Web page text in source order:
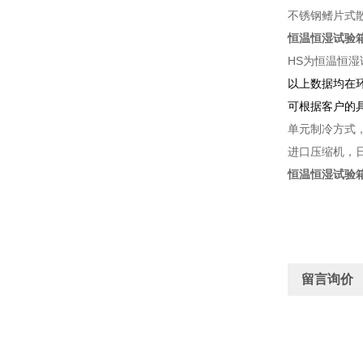
不锈钢鳍片式
恒温恒湿试验
HS为恒温恒
以上数据均在
可根据客户的
单元制冷方式
进口压缩机，
恒温恒湿试验
留言询价